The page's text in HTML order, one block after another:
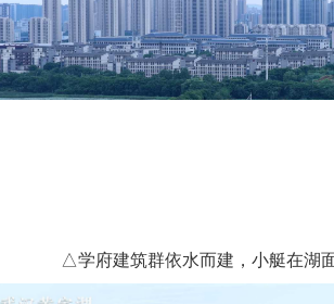
△学府建筑群依水而建，小艇在湖